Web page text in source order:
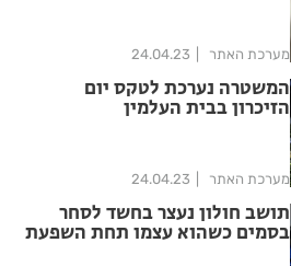
מערכת האתר 24.04.23
המשטרה נערכת לטקס יום
הזיכרון בבית העלמין
מערכת האתר 24.04.23
תושב חולון נעצר בחשד לסחר
בסמים כשהוא עצמו תחת השפעת